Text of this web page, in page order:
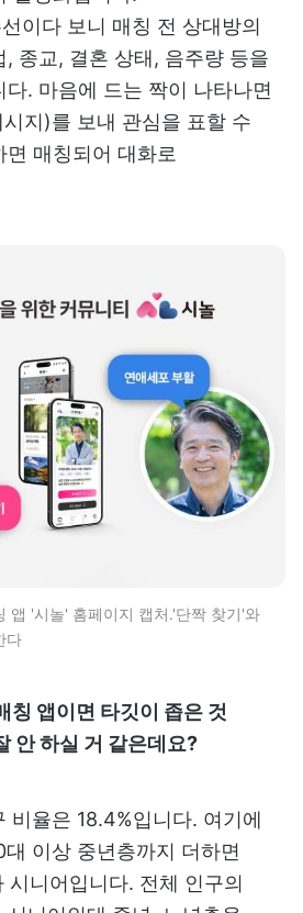
이다 보니 매칭 전 상대방의
, 종교, 결혼 상태, 음주량 등을
. 마음에 드는 짝이 나타나면
지)를 보내 관심을 표할 수
매칭되어 대화로
앱 '시놀' 홈페이지 캡처.'단짝 찾기'와
다
칭 앱이면 타깃이 좁은 것
안 하실 거 같은데요?
비율은 18.4%입니다. 여기에
이상 중년층까지 더하면
시니어입니다. 전체 인구의